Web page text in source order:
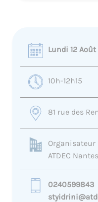
Lundi 12
10h-12h15
81 rue des
Organisateur
ATDEC
0240599843